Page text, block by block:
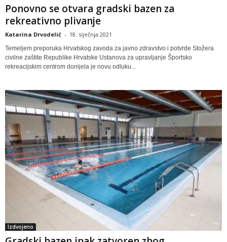
Ponovno se otvara gradski bazen za
rekreativno plivanje
Katarina Drvodelić - 18. siječnja 2021
Temeljem preporuka Hrvatskog zavoda za javno zdravstvo i potvrde Stožera
civilne zaštite Republike Hrvatske Ustanova za upravljanje Športsko
rekreacijskim centrom donijela je novu odluku...
Izdvojeno